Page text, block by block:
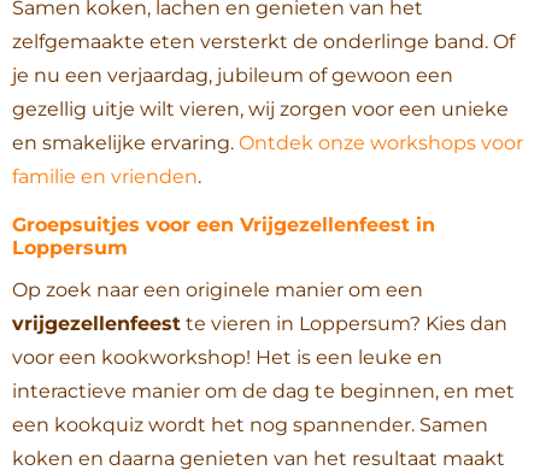
Samen koken, lachen en genieten van het
zelfgemaakte eten versterkt de onderlinge band. Of
je nu een verjaardag, jubileum of gewoon een
gezellig uitje wilt vieren, wij zorgen voor een unieke
en smakelijke ervaring. Ontdek onze workshops voor
familie en vrienden.
Groepsuitjes voor een Vrijgezellenfeest in
Loppersum
Op zoek naar een originele manier om een
vrijgezellenfeest te vieren in Loppersum? Kies dan
voor een kookworkshop! Het is een leuke en
interactieve manier om de dag te beginnen, en met
een kookquiz wordt het nog spannender. Samen
koken en daarna genieten van het resultaat maakt